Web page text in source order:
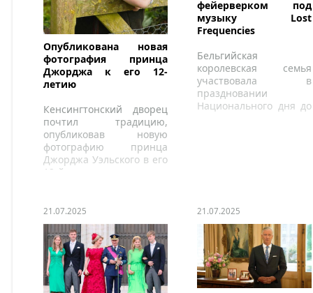
Опубликована новая
фотография принца
Джорджа к его 12-
летию
Кенсингтонский дворец
почтил традицию,
опубликовав новую
фотографию принца
Джорджа Уэльского в его
12-й день рождения.
фейерверком под
музыку Lost
Frequencies
Бельгийская
королевская семья
участвовала в
праздновании
Национального дня до
21.07.2025 21.07.2025